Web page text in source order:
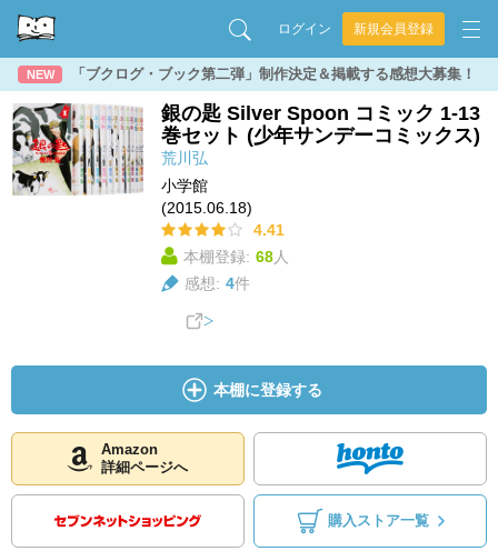
ログイン 新規会員登録
NEW 「ブクログ・ブック第二弾」制作決定＆掲載する感想大募集！
銀の匙 Silver Spoon コミック 1-13
巻セット (少年サンデーコミックス)
荒川弘
小学館
(2015.06.18)
4.41
本棚登録: 68人
感想: 4件
本棚に登録する
Amazon
詳細ページへ
購入ストア一覧